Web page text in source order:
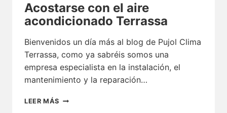
Acostarse con el aire
acondicionado Terrassa
Bienvenidos un día más al blog de Pujol Clima
Terrassa, como ya sabréis somos una
empresa especialista en la instalación, el
mantenimiento y la reparación…
LEER MÁS ACOSTARSE